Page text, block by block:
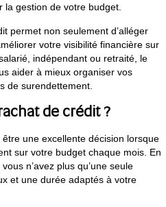
la gestion de votre budget.
permet non seulement d’alléger
votre visibilité financière sur
indépendant ou retraité, le
aider à mieux organiser vos
de surendettement.
de crédit ?
une excellente décision lorsque
sur votre budget chaque mois. En
n’avez plus qu’une seule
et une durée adaptés à votre